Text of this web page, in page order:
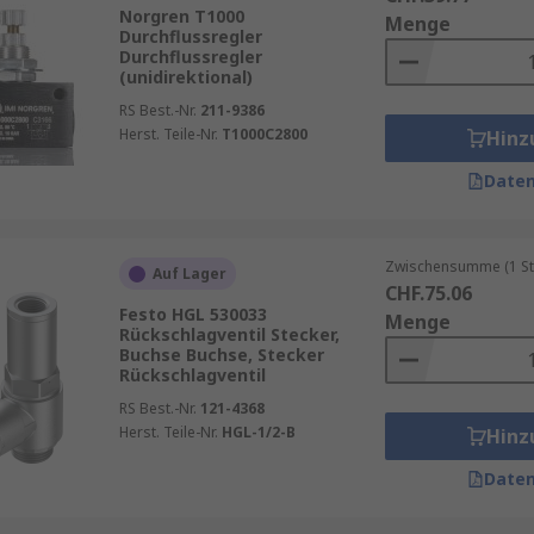
sind einfach zu installieren und ermöglichen eine
in Umgebungen, in denen Anpassungen häufig
bieten pneumatische Funktionsanschlüsse
dass das System effizient arbeitet und
sind aus robusten Materialien gefertigt, die eine
von Industrien Anwendung. In der
mit Druckluft zu versorgen. In der
etikettieren und versenden. Auch in der
Prozessen eingesetzt werden.
Norgren T1000
Durchflussregler
Durchflussregler
(unidirektional)
RS Best.-Nr. 211-9386
Herst. Teile-Nr. T1000C2800
Menge
Auf Lager
Festo HGL 530033
Rückschlagventil Stecker,
Buchse Buchse, Stecker
Rückschlagventil
RS Best.-Nr. 121-4368
Herst. Teile-Nr. HGL-1/2-B
Zwischensumme (1
CHF.75.06
Menge